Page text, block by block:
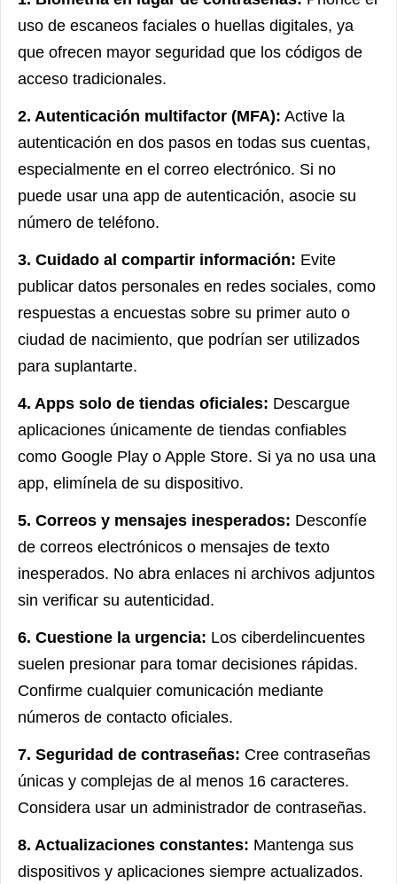
uso de escaneos faciales o huellas digitales, ya
que ofrecen mayor seguridad que los códigos de
acceso tradicionales.
2. Autenticación multifactor (MFA): Active la
autenticación en dos pasos en todas sus cuentas,
especialmente en el correo electrónico. Si no
puede usar una app de autenticación, asocie su
número de teléfono.
3. Cuidado al compartir información: Evite
publicar datos personales en redes sociales, como
respuestas a encuestas sobre su primer auto o
ciudad de nacimiento, que podrían ser utilizados
para suplantarte.
4. Apps solo de tiendas oficiales: Descargue
aplicaciones únicamente de tiendas confiables
como Google Play o Apple Store. Si ya no usa una
app, elimínela de su dispositivo.
5. Correos y mensajes inesperados: Desconfíe
de correos electrónicos o mensajes de texto
inesperados. No abra enlaces ni archivos adjuntos
sin verificar su autenticidad.
6. Cuestione la urgencia: Los ciberdelincuentes
suelen presionar para tomar decisiones rápidas.
Confirme cualquier comunicación mediante
números de contacto oficiales.
7. Seguridad de contraseñas: Cree contraseñas
únicas y complejas de al menos 16 caracteres.
Considera usar un administrador de contraseñas.
8. Actualizaciones constantes: Mantenga sus
dispositivos y aplicaciones siempre actualizados.